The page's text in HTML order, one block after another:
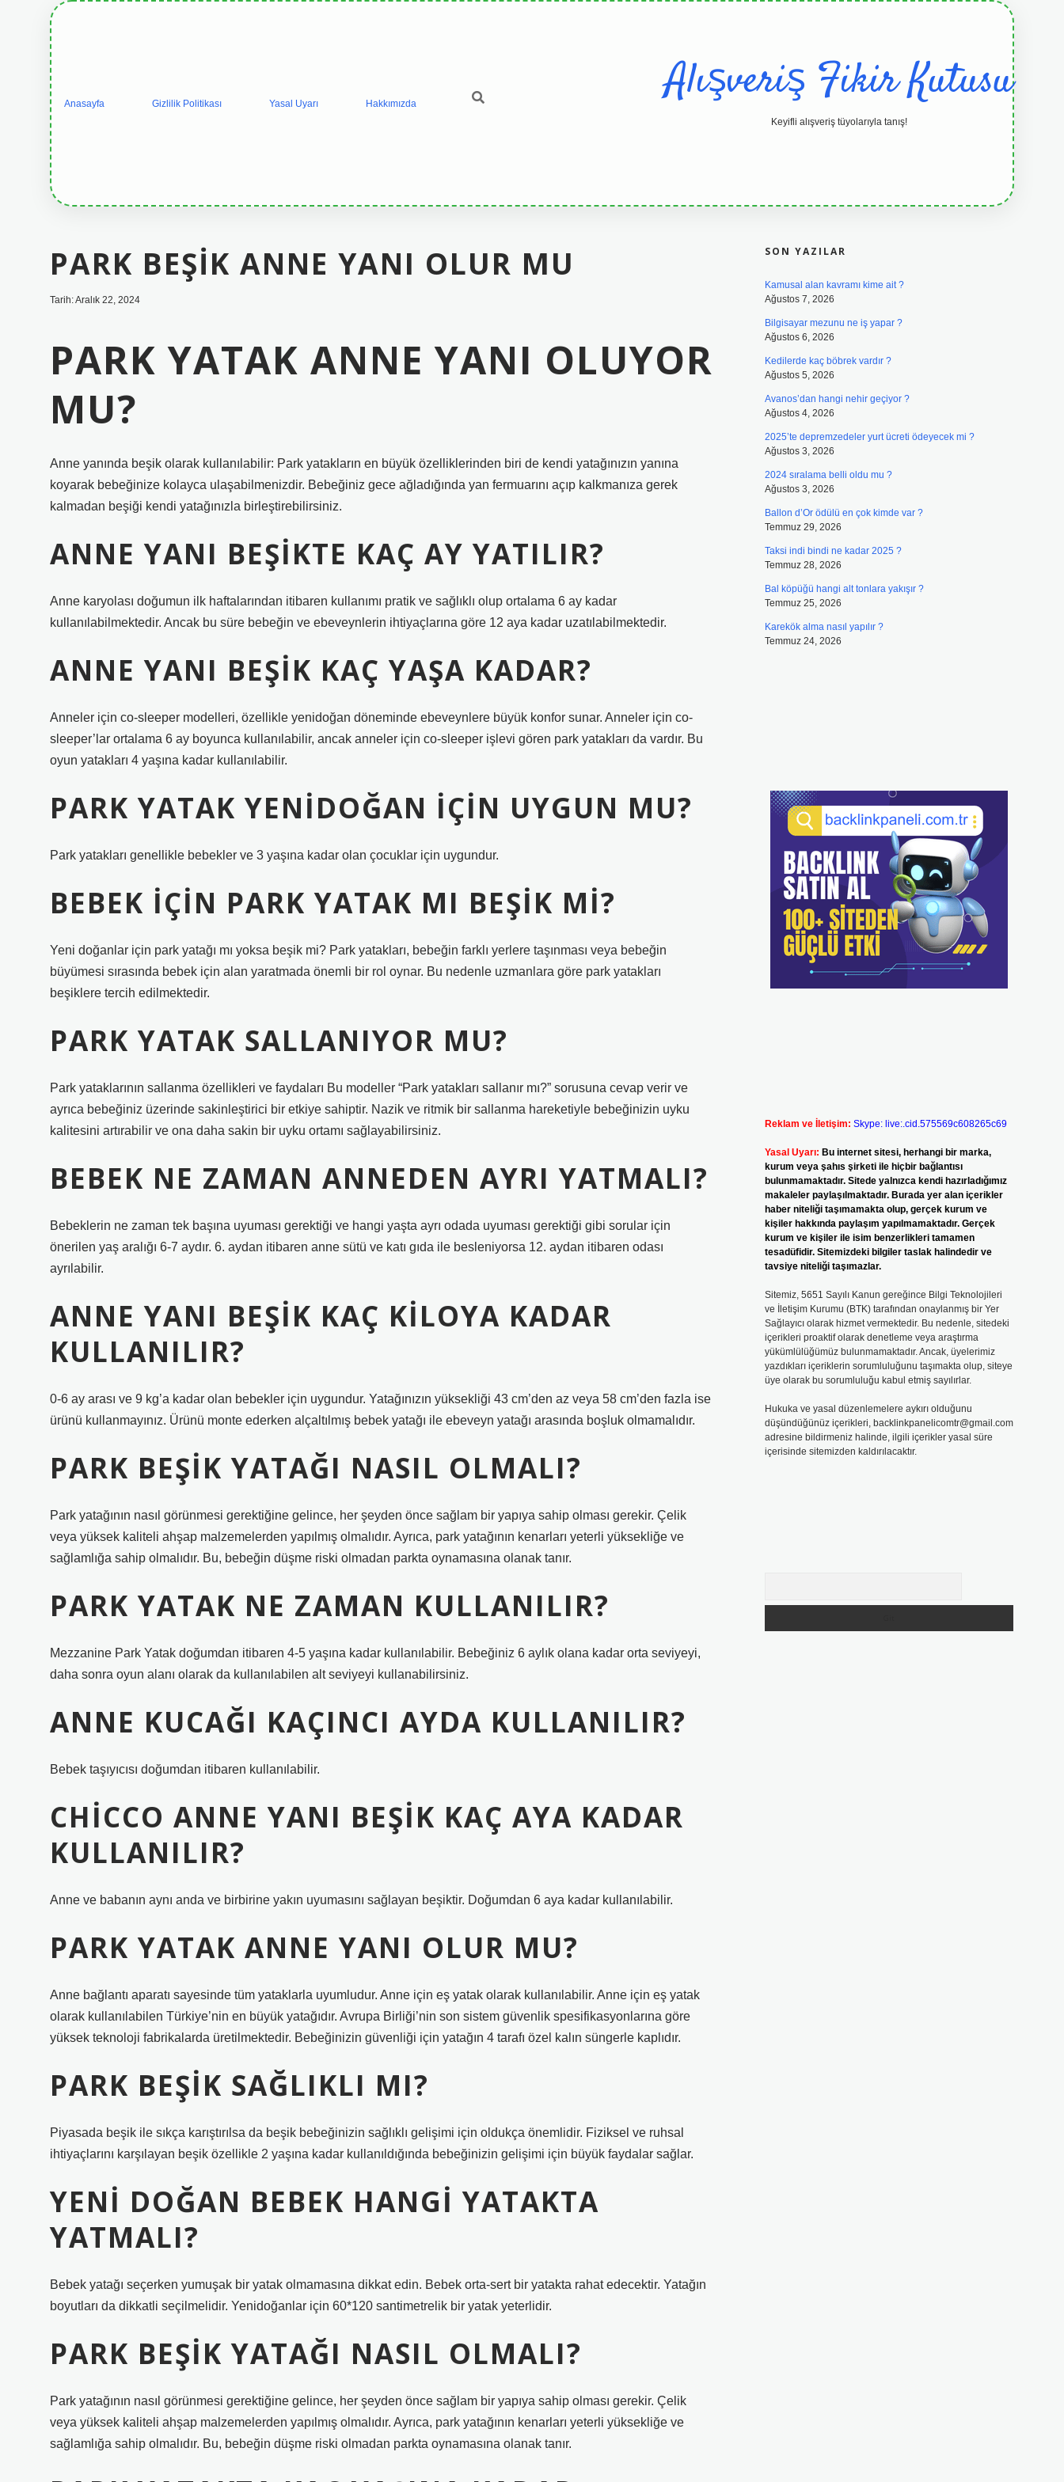
Anasayfa Gizlilik Politikası Yasal Uyarı Hakkımızda Alışveriş Fikir Kutusu
Keyifli alışveriş tüyolarıyla tanış!
PARK BEŞIK ANNE YANI OLUR MU
Tarih: Aralık 22, 2024
PARK YATAK ANNE YANI OLUYOR
MU?
Anne yanında beşik olarak kullanılabilir: Park yatakların en büyük özelliklerinden biri de kendi yatağınızın yanına
koyarak bebeğinize kolayca ulaşabilmenizdir. Bebeğiniz gece ağladığında yan fermuarını açıp kalkmanıza gerek
kalmadan beşiği kendi yatağınızla birleştirebilirsiniz.
ANNE YANI BEŞIKTE KAÇ AY YATILIR?
Anne karyolası doğumun ilk haftalarından itibaren kullanımı pratik ve sağlıklı olup ortalama 6 ay kadar
kullanılabilmektedir. Ancak bu süre bebeğin ve ebeveynlerin ihtiyaçlarına göre 12 aya kadar uzatılabilmektedir.
ANNE YANI BEŞIK KAÇ YAŞA KADAR?
Anneler için co-sleeper modelleri, özellikle yenidoğan döneminde ebeveynlere büyük konfor sunar. Anneler için co-
sleeper’lar ortalama 6 ay boyunca kullanılabilir, ancak anneler için co-sleeper işlevi gören park yatakları da vardır. Bu
oyun yatakları 4 yaşına kadar kullanılabilir.
PARK YATAK YENIDOĞAN IÇIN UYGUN MU?
Park yatakları genellikle bebekler ve 3 yaşına kadar olan çocuklar için uygundur.
BEBEK IÇIN PARK YATAK MI BEŞIK MI?
Yeni doğanlar için park yatağı mı yoksa beşik mi? Park yatakları, bebeğin farklı yerlere taşınması veya bebeğin
büyümesi sırasında bebek için alan yaratmada önemli bir rol oynar. Bu nedenle uzmanlara göre park yatakları
beşiklere tercih edilmektedir.
PARK YATAK SALLANIYOR MU?
Park yataklarının sallanma özellikleri ve faydaları Bu modeller “Park yatakları sallanır mı?” sorusuna cevap verir ve
ayrıca bebeğiniz üzerinde sakinleştirici bir etkiye sahiptir. Nazik ve ritmik bir sallanma hareketiyle bebeğinizin uyku
kalitesini artırabilir ve ona daha sakin bir uyku ortamı sağlayabilirsiniz.
BEBEK NE ZAMAN ANNEDEN AYRI YATMALI?
Bebeklerin ne zaman tek başına uyuması gerektiği ve hangi yaşta ayrı odada uyuması gerektiği gibi sorular için
önerilen yaş aralığı 6-7 aydır. 6. aydan itibaren anne sütü ve katı gıda ile besleniyorsa 12. aydan itibaren odası
ayrılabilir.
ANNE YANI BEŞIK KAÇ KILOYA KADAR
KULLANILIR?
0-6 ay arası ve 9 kg’a kadar olan bebekler için uygundur. Yatağınızın yüksekliği 43 cm’den az veya 58 cm’den fazla ise
ürünü kullanmayınız. Ürünü monte ederken alçaltılmış bebek yatağı ile ebeveyn yatağı arasında boşluk olmamalıdır.
PARK BEŞIK YATAĞI NASIL OLMALI?
Park yatağının nasıl görünmesi gerektiğine gelince, her şeyden önce sağlam bir yapıya sahip olması gerekir. Çelik
veya yüksek kaliteli ahşap malzemelerden yapılmış olmalıdır. Ayrıca, park yatağının kenarları yeterli yüksekliğe ve
sağlamlığa sahip olmalıdır. Bu, bebeğin düşme riski olmadan parkta oynamasına olanak tanır.
PARK YATAK NE ZAMAN KULLANILIR?
Mezzanine Park Yatak doğumdan itibaren 4-5 yaşına kadar kullanılabilir. Bebeğiniz 6 aylık olana kadar orta seviyeyi,
daha sonra oyun alanı olarak da kullanılabilen alt seviyeyi kullanabilirsiniz.
ANNE KUCAĞI KAÇINCI AYDA KULLANILIR?
Bebek taşıyıcısı doğumdan itibaren kullanılabilir.
CHICCO ANNE YANI BEŞIK KAÇ AYA KADAR
KULLANILIR?
Anne ve babanın aynı anda ve birbirine yakın uyumasını sağlayan beşiktir. Doğumdan 6 aya kadar kullanılabilir.
PARK YATAK ANNE YANI OLUR MU?
Anne bağlantı aparatı sayesinde tüm yataklarla uyumludur. Anne için eş yatak olarak kullanılabilir. Anne için eş yatak
olarak kullanılabilen Türkiye’nin en büyük yatağıdır. Avrupa Birliği’nin son sistem güvenlik spesifikasyonlarına göre
yüksek teknoloji fabrikalarda üretilmektedir. Bebeğinizin güvenliği için yatağın 4 tarafı özel kalın süngerle kaplıdır.
PARK BEŞIK SAĞLIKLI MI?
Piyasada beşik ile sıkça karıştırılsa da beşik bebeğinizin sağlıklı gelişimi için oldukça önemlidir. Fiziksel ve ruhsal
ihtiyaçlarını karşılayan beşik özellikle 2 yaşına kadar kullanıldığında bebeğinizin gelişimi için büyük faydalar sağlar.
YENI DOĞAN BEBEK HANGI YATAKTA
YATMALI?
Bebek yatağı seçerken yumuşak bir yatak olmamasına dikkat edin. Bebek orta-sert bir yatakta rahat edecektir. Yatağın
boyutları da dikkatli seçilmelidir. Yenidoğanlar için 60*120 santimetrelik bir yatak yeterlidir.
PARK BEŞIK YATAĞI NASIL OLMALI?
Park yatağının nasıl görünmesi gerektiğine gelince, her şeyden önce sağlam bir yapıya sahip olması gerekir. Çelik
veya yüksek kaliteli ahşap malzemelerden yapılmış olmalıdır. Ayrıca, park yatağının kenarları yeterli yüksekliğe ve
sağlamlığa sahip olmalıdır. Bu, bebeğin düşme riski olmadan parkta oynamasına olanak tanır.
SON YAZILAR
Kamusal alan kavramı kime ait ?
Ağustos 7, 2026
Bilgisayar mezunu ne iş yapar ?
Ağustos 6, 2026
Kedilerde kaç böbrek vardır ?
Ağustos 5, 2026
Avanos’dan hangi nehir geçiyor ?
Ağustos 4, 2026
2025’te depremzedeler yurt ücreti ödeyecek mi ?
Ağustos 3, 2026
2024 sıralama belli oldu mu ?
Ağustos 3, 2026
Ballon d’Or ödülü en çok kimde var ?
Temmuz 29, 2026
Taksi indi bindi ne kadar 2025 ?
Temmuz 28, 2026
Bal köpüğü hangi alt tonlara yakışır ?
Temmuz 25, 2026
Karekök alma nasıl yapılır ?
Temmuz 24, 2026
Reklam ve İletişim: Skype: live:.cid.575569c608265c69
Yasal Uyarı: Bu internet sitesi, herhangi bir marka,
kurum veya şahıs şirketi ile hiçbir bağlantısı
bulunmamaktadır. Sitede yalnızca kendi hazırladığımız
makaleler paylaşılmaktadır. Burada yer alan içerikler
haber niteliği taşımamakta olup, gerçek kurum ve
kişiler hakkında paylaşım yapılmamaktadır. Gerçek
kurum ve kişiler ile isim benzerlikleri tamamen
tesadüfidir. Sitemizdeki bilgiler taslak halindedir ve
tavsiye niteliği taşımazlar.
Sitemiz, 5651 Sayılı Kanun gereğince Bilgi Teknolojileri
ve İletişim Kurumu (BTK) tarafından onaylanmış bir Yer
Sağlayıcı olarak hizmet vermektedir. Bu nedenle, sitedeki
içerikleri proaktif olarak denetleme veya araştırma
yükümlülüğümüz bulunmamaktadır. Ancak, üyelerimiz
yazdıkları içeriklerin sorumluluğunu taşımakta olup, siteye
üye olarak bu sorumluluğu kabul etmiş sayılırlar.
Hukuka ve yasal düzenlemelere aykırı olduğunu
düşündüğünüz içerikleri, backlinkpanelicomtr@gmail.com
adresine bildirmeniz halinde, ilgili içerikler yasal süre
içerisinde sitemizden kaldırılacaktır.